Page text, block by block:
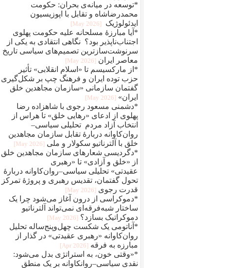
*توسعه در میانه‌ی بحران: حکومت
محمدرضاشاه و تقابل با اپوزیسیون
ایدئولوژیک
[2026 May]
*آیا مبارزهٔ مسلحانه علیه حکومت پهلوی
اجتناب‌ناپذیر بود؟ نگاهی انتقادی به یکی از
سرنوشت‌سازترین تصمیم‌های سیاسی تاریخ
معاصر ایران [2026 May]
*از مارکسیسم تا «اسلام انقلابی» تأثیر
حزب توده ایران و فرهنگ چپ بر شکل‌گیری
گفتمان سازمانی «سازمان مجاهدین خلق
ایران» [2026 May]
*دشمنی مسعود رجوی با شاهزاده رضا
پهلوی از ادعای «رهایی خلق» تا هراس از
انتخاب آزاد مردم تحلیلی سیاسی–
روان‌کاوانه دربارهٔ تقابل سازمان مجاهدین
خلق با آلترناتیو سکولار و ملی [2026 May]
*دگردیسی شعارهای سازمان مجاهدین خلق
از «خلق و آزادی» تا «رهبری
عقیدتی» تحلیلی سیاسی–روان‌کاوانه دربارهٔ
تحول گفتمان، تقدیس رهبری و پروژهٔ تمرکز
قدرت رجوی [2026 May]
*دموکراسی از درون آغاز می‌شود چرا یک
ساختار شبه‌فرقه‌ای نمی‌تواند آلترناتیو
دموکراتیک بسازد؟ [2026 May]
*آناتومی یک شکست چهل‌وپنج‌ساله تحلیل
روان‌کاوانه «رهبری عقیدتی» در گذار از
مبارزه به فرقه [2026 Apr]
*«وقتی خون، به استراتژی بدل می‌شود:
نقدی سیاسی–روانکاوانه بر یک منطق